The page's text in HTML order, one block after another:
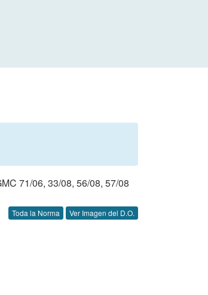
71/06, 33/08, 56/08, 57/08
Toda la Norma Ver Imagen del D.O.